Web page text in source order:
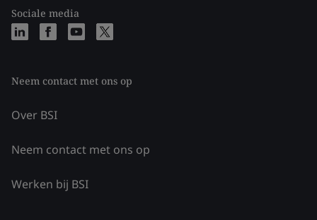
Sociale media
Neem contact met ons op
Over BSI
Neem contact met ons op
Werken bij BSI